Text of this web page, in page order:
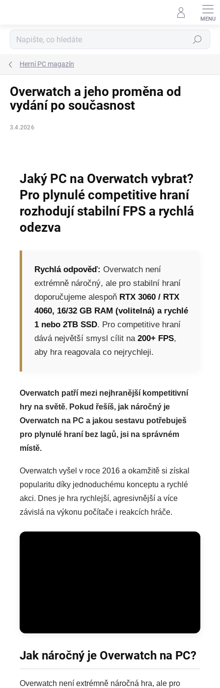
Hledat
Herní PC magazín
Overwatch a jeho proměna od
vydání po současnost
3.4.2026
Jaký PC na Overwatch vybrat?
Pro plynulé competitive hraní
rozhodují stabilní FPS a rychlá
odezva
Rychlá odpověď: Overwatch není
extrémně náročný, ale pro stabilní hraní
doporučujeme alespoň RTX 3060 / RTX
4060, 16/32 GB RAM (volitelná) a rychlé
1 nebo 2TB SSD. Pro competitive hraní
dává největší smysl cílit na 200+ FPS,
aby hra reagovala co nejrychleji.
Overwatch patří mezi nejhranější kompetitivní
hry na světě. Pokud řešíš, jak náročný je
Overwatch na PC a jakou sestavu potřebuješ
pro plynulé hraní bez lagů, jsi na správném
místě.
Overwatch vyšel v roce 2016 a okamžitě si získal
popularitu díky jednoduchému konceptu a rychlé
akci. Dnes je hra rychlejší, agresivnější a více
závislá na výkonu počítače i reakcích hráče.
Jak náročný je Overwatch na PC?
Overwatch není extrémně náročná hra, ale pro